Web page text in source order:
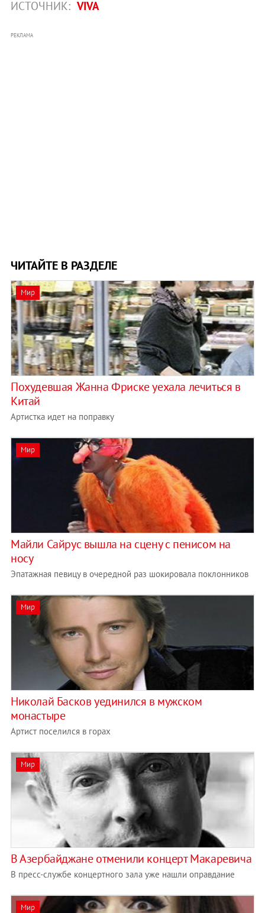
ИСТОЧНИК: VIVA
РЕКЛАМА
ЧИТАЙТЕ В РАЗДЕЛЕ
Мир
Похудевшая Жанна Фриске уехала лечиться в
Китай
Артистка идет на поправку
Мир
Майли Сайрус вышла на сцену с пенисом на
носу
Эпатажная певицу в очередной раз шокировала поклонников
Мир
Николай Басков уединился в мужском
монастыре
Артист поселился в горах
Мир
В Азербайджане отменили концерт Макаревича
В пресс-службе концертного зала уже нашли оправдание
Мир